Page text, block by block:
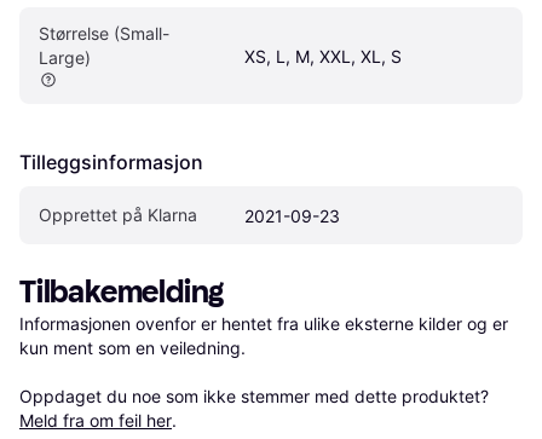
Størrelse (Small-
Large)
XS, L, M, XXL, XL, S
Tilleggsinformasjon
Opprettet på Klarna 2021-09-23
Tilbakemelding
Informasjonen ovenfor er hentet fra ulike eksterne kilder og er
kun ment som en veiledning.
Oppdaget du noe som ikke stemmer med dette produktet?
Meld fra om feil her.